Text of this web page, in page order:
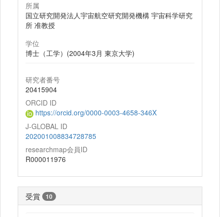
所属
国立研究開発法人宇宙航空研究開発機構 宇宙科学研究
所 准教授
学位
博士（工学）(2004年3月 東京大学)
研究者番号
20415904
ORCID ID
https://orcid.org/0000-0003-4658-346X
J-GLOBAL ID
202001008834728785
researchmap会員ID
R000011976
受賞 10